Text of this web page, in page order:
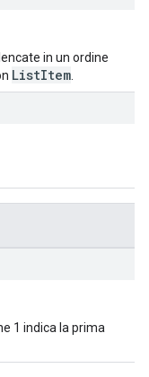
in un ordine
ListItem.
1 indica la prima